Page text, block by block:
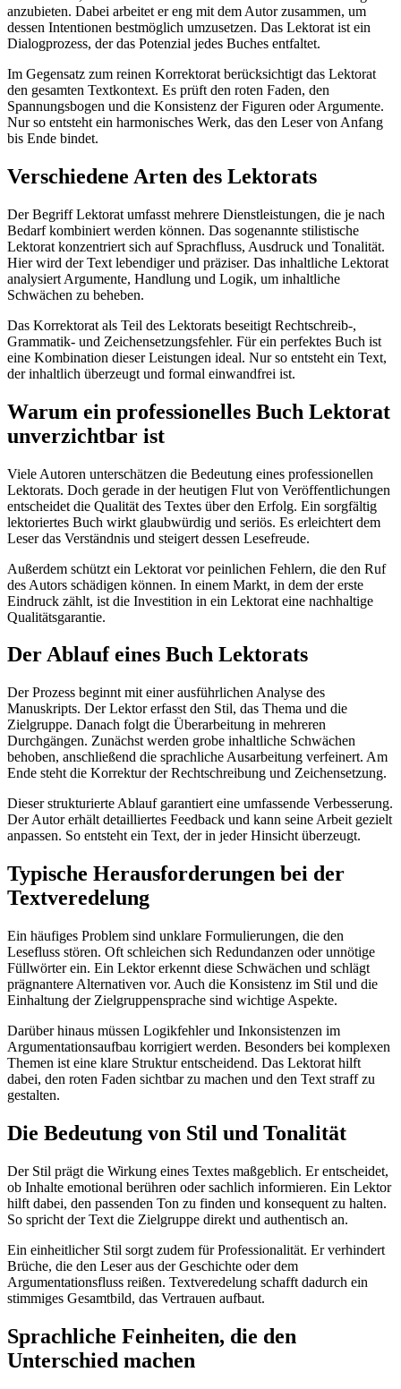
anzubieten. Dabei arbeitet er eng mit dem Autor zusammen, um
dessen Intentionen bestmöglich umzusetzen. Das Lektorat ist ein
Dialogprozess, der das Potenzial jedes Buches entfaltet.
Im Gegensatz zum reinen Korrektorat berücksichtigt das Lektorat
den gesamten Textkontext. Es prüft den roten Faden, den
Spannungsbogen und die Konsistenz der Figuren oder Argumente.
Nur so entsteht ein harmonisches Werk, das den Leser von Anfang
bis Ende bindet.
Verschiedene Arten des Lektorats
Der Begriff Lektorat umfasst mehrere Dienstleistungen, die je nach
Bedarf kombiniert werden können. Das sogenannte stilistische
Lektorat konzentriert sich auf Sprachfluss, Ausdruck und Tonalität.
Hier wird der Text lebendiger und präziser. Das inhaltliche Lektorat
analysiert Argumente, Handlung und Logik, um inhaltliche
Schwächen zu beheben.
Das Korrektorat als Teil des Lektorats beseitigt Rechtschreib-,
Grammatik- und Zeichensetzungsfehler. Für ein perfektes Buch ist
eine Kombination dieser Leistungen ideal. Nur so entsteht ein Text,
der inhaltlich überzeugt und formal einwandfrei ist.
Warum ein professionelles Buch Lektorat
unverzichtbar ist
Viele Autoren unterschätzen die Bedeutung eines professionellen
Lektorats. Doch gerade in der heutigen Flut von Veröffentlichungen
entscheidet die Qualität des Textes über den Erfolg. Ein sorgfältig
lektoriertes Buch wirkt glaubwürdig und seriös. Es erleichtert dem
Leser das Verständnis und steigert dessen Lesefreude.
Außerdem schützt ein Lektorat vor peinlichen Fehlern, die den Ruf
des Autors schädigen können. In einem Markt, in dem der erste
Eindruck zählt, ist die Investition in ein Lektorat eine nachhaltige
Qualitätsgarantie.
Der Ablauf eines Buch Lektorats
Der Prozess beginnt mit einer ausführlichen Analyse des
Manuskripts. Der Lektor erfasst den Stil, das Thema und die
Zielgruppe. Danach folgt die Überarbeitung in mehreren
Durchgängen. Zunächst werden grobe inhaltliche Schwächen
behoben, anschließend die sprachliche Ausarbeitung verfeinert. Am
Ende steht die Korrektur der Rechtschreibung und Zeichensetzung.
Dieser strukturierte Ablauf garantiert eine umfassende Verbesserung.
Der Autor erhält detailliertes Feedback und kann seine Arbeit gezielt
anpassen. So entsteht ein Text, der in jeder Hinsicht überzeugt.
Typische Herausforderungen bei der
Textveredelung
Ein häufiges Problem sind unklare Formulierungen, die den
Lesefluss stören. Oft schleichen sich Redundanzen oder unnötige
Füllwörter ein. Ein Lektor erkennt diese Schwächen und schlägt
prägnantere Alternativen vor. Auch die Konsistenz im Stil und die
Einhaltung der Zielgruppensprache sind wichtige Aspekte.
Darüber hinaus müssen Logikfehler und Inkonsistenzen im
Argumentationsaufbau korrigiert werden. Besonders bei komplexen
Themen ist eine klare Struktur entscheidend. Das Lektorat hilft
dabei, den roten Faden sichtbar zu machen und den Text straff zu
gestalten.
Die Bedeutung von Stil und Tonalität
Der Stil prägt die Wirkung eines Textes maßgeblich. Er entscheidet,
ob Inhalte emotional berühren oder sachlich informieren. Ein Lektor
hilft dabei, den passenden Ton zu finden und konsequent zu halten.
So spricht der Text die Zielgruppe direkt und authentisch an.
Ein einheitlicher Stil sorgt zudem für Professionalität. Er verhindert
Brüche, die den Leser aus der Geschichte oder dem
Argumentationsfluss reißen. Textveredelung schafft dadurch ein
stimmiges Gesamtbild, das Vertrauen aufbaut.
Sprachliche Feinheiten, die den
Unterschied machen